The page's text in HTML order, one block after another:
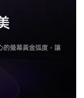
的螢幕黃金弧度，讓